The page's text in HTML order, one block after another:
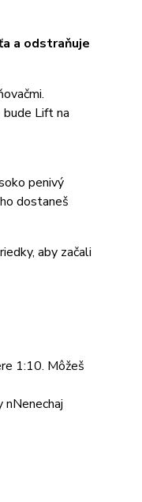
a odstraňuje
Lift na
penivý
dostaneš
aby začali
1:10. Môžeš